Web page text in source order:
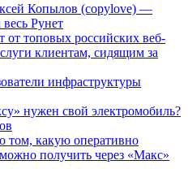
Копылов (copylove) —
Рунет
топовых российских веб-
клиентам, сидящим за
инфраструктуры
нужен свой электромобиль?
том, какую оперативно
получить через «Макс»